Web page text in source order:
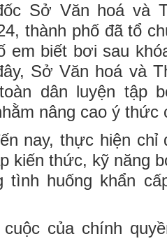
Sở Văn hoá và
thành phố đã tổ
em biết bơi sau
Sở Văn hoá và
dân luyện tập
nâng cao ý thức
nay, thực hiện chỉ
kiến thức, kỹ năng
tình huống khẩn
của chính